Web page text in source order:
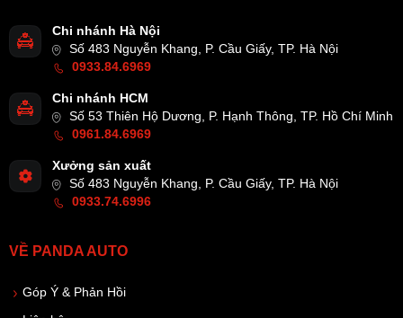
Chi nhánh Hà Nội
Số 483 Nguyễn Khang, P. Cầu Giấy, TP. Hà Nội
0933.84.6969
Chi nhánh HCM
Số 53 Thiên Hộ Dương, P. Hạnh Thông, TP. Hồ Chí Minh
0961.84.6969
Xưởng sản xuất
Số 483 Nguyễn Khang, P. Cầu Giấy, TP. Hà Nội
0933.74.6996
VỀ PANDA AUTO
Góp Ý & Phản Hồi